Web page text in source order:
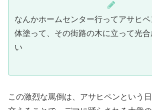
なんかホームセンター行ってアサヒ
体塗って、その街路の木に立って光
い
この激烈な罵倒は、アサヒペンという